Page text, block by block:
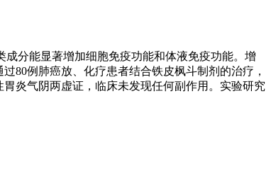
成分能显著增加细胞免疫功能和体液免疫功能。增
80例肺癌放、化疗患者结合铁皮枫斗制剂的治疗，
炎气阴两虚证，临床未发现任何副作用。实验研究